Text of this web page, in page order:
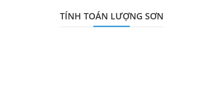
TÍNH TOÁN LƯỢNG SƠN